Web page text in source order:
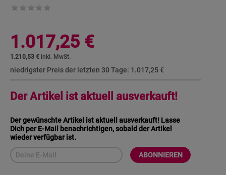
1.210,53 €
1.017,25 €
niedrigster Preis der letzten 30 Tage: 1.017,25 €
Der Artikel ist aktuell ausverkauft!
Der gewünschte Artikel ist aktuell ausverkauft! Lasse
Dich per E-Mail benachrichtigen, sobald der Artikel
wieder verfügbar ist.
ABONNIEREN